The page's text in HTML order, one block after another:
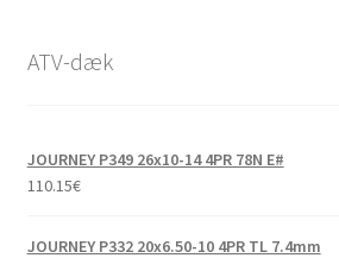
ATV-dæk
JOURNEY P349 26x10-14 4PR 78N E#
110.15€
JOURNEY P332 20x6.50-10 4PR TL 7.4mm